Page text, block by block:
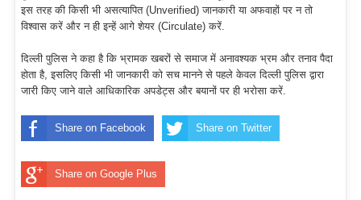
इस तरह की किसी भी असत्यापित (Unverified) जानकारी या अफवाहों पर न तो
विश्वास करें और न ही इन्हें आगे शेयर (Circulate) करें.
दिल्ली पुलिस ने कहा है कि भ्रामक खबरों से समाज में अनावश्यक भ्रम और तनाव पैदा
होता है, इसलिए किसी भी जानकारी को सच मानने से पहले केवल दिल्ली पुलिस द्वारा
जारी किए जाने वाले आधिकारिक अपडेट्स और बयानों पर ही भरोसा करें.
Share on Facebook Share on Twitter
Share on Google Plus